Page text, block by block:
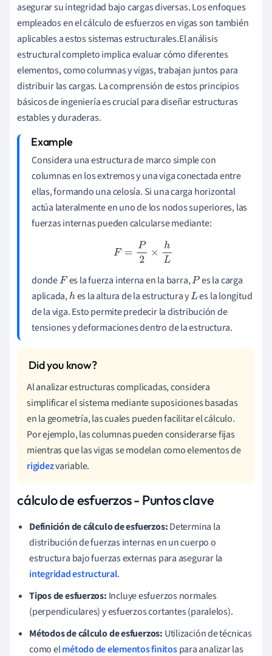
asegurar su integridad bajo cargas diversas. Los enfoques
empleados en el cálculo de esfuerzos en vigas son también
aplicables a estos sistemas estructurales.El análisis
estructural completo implica evaluar cómo diferentes
elementos, como columnas y vigas, trabajan juntos para
distribuir las cargas. La comprensión de estos principios
básicos de ingeniería es crucial para diseñar estructuras
estables y duraderas.
Considera una estructura de marco simple con
columnas en los extremos y una viga conectada entre
ellas, formando una celosía. Si una carga horizontal
actúa lateralmente en uno de los nodos superiores, las
fuerzas internas pueden calcularse mediante:
F= P2× hL
dondeF es la fuerza interna en la barra,P es la carga
aplicada,hes la altura de la estructura yLes la longitud
de la viga. Esto permite predecir la distribución de
tensiones y deformaciones dentro de la estructura.
Al analizar estructuras complicadas, considera
simplificar el sistema mediante suposiciones basadas
en la geometría, las cuales pueden facilitar el cálculo.
Por ejemplo, las columnas pueden considerarse fijas
mientras que las vigas se modelan como elementos de
rigidezvariable.
cálculo de esfuerzos - Puntos clave
Definición de cálculo de esfuerzos:Determina la
distribución de fuerzas internas en un cuerpo o
estructura bajo fuerzas externas para asegurar la
integridad estructural.
Tipos de esfuerzos: Incluye esfuerzos normales
(perpendiculares) y esfuerzos cortantes (paralelos).
Métodos de cálculo de esfuerzos: Utilización de técnicas
como elmétodo de elementos finitospara analizar las